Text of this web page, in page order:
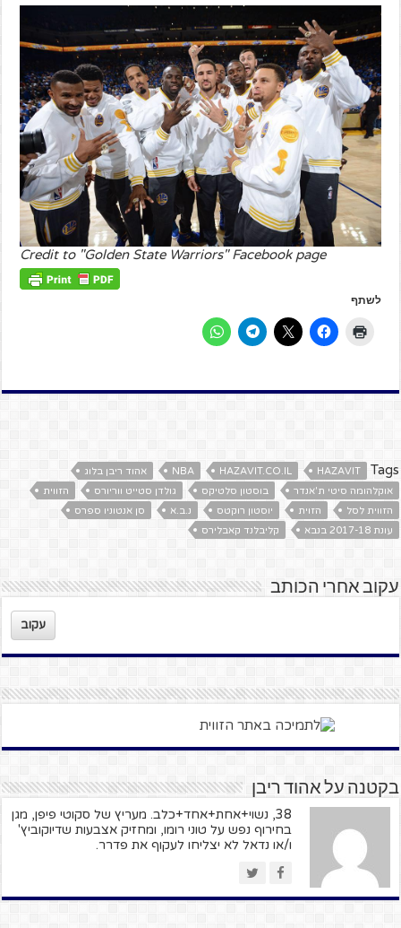
Credit to "Golden State Warriors" Facebook page
לשתף
Tags
HAZAVIT
HAZAVIT.CO.IL
NBA
אהוד ריבן בלוג
אוקלהומה סיטי ת'אנדר
בוסטון סלטיקס גולדן סטייט ווריורס
הזווית
הזווית לסל
הזוית יוסטון רוקטס נ.ב.א
סן אנטוניו ספרס
עונת 2017-18 בנבא
קליבלנד קאבלירס
עקוב אחרי הכותב
עקוב
בקטנה על אהוד ריבן
38, נשוי+אחת+אחד+כלב. מעריץ של סקוטי פיפן, מגן
בחירוף נפש על טוני רומו, ומחזיק אצבעות שדיוקוביץ'
ו/או נדאל לא יצליחו לעקוף את פדרר.